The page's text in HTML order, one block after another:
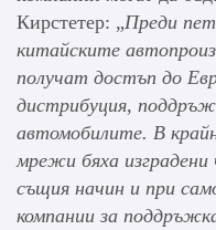
Кирстетер: „Преди
китайските
получат достъп до
дистрибуция,
автомобилите. В
мрежи бяха изградени
същия начин и при
компании за